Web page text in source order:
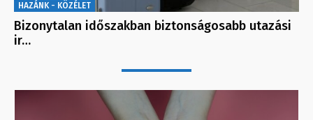
HAZÁNK - KÖZÉLET
Bizonytalan időszakban biztonságosabb utazási
ir…